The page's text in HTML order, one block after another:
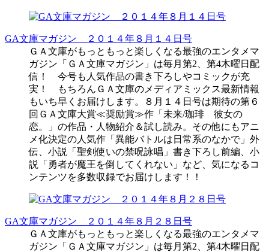
GA文庫マガジン ２０１４年８月１４日号
ＧＡ文庫がもっともっと楽しくなる最強のエンタメマ
ガジン「ＧＡ文庫マガジン」は毎月第2、第4木曜日配
信！ 今号も人気作品の書き下ろしやコミックが充
実！ もちろんＧＡ文庫のメディアミックス最新情報
もいち早くお届けします。８月１４日号は期待の第６
回ＧＡ文庫大賞≪奨励賞≫作「未来/珈琲 彼女の
恋。」の作品・人物紹介＆試し読み。その他にもアニ
メ化決定の人気作「異能バトルは日常系のなかで」外
伝、小説「聖剣使いの禁呪詠唱」書き下ろし前編、小
説「勇者が魔王を倒してくれない」など、気になるコ
ンテンツを多数収録でお届けします！！
GA文庫マガジン ２０１４年８月２８日号
ＧＡ文庫がもっともっと楽しくなる最強のエンタメマ
ガジン「ＧＡ文庫マガジン」は毎月第2、第4木曜日配